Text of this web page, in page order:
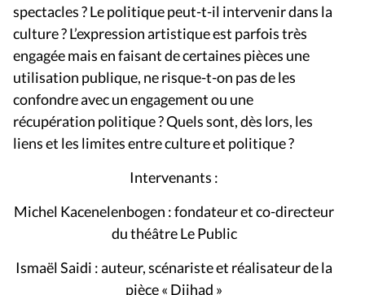
spectacles ? Le politique peut-t-il intervenir dans la
culture ? L’expression artistique est parfois très
engagée mais en faisant de certaines pièces une
utilisation publique, ne risque-t-on pas de les
confondre avec un engagement ou une
récupération politique ? Quels sont, dès lors, les
liens et les limites entre culture et politique ?
Intervenants :
Michel Kacenelenbogen : fondateur et co-directeur
du théâtre Le Public
Ismaël Saidi : auteur, scénariste et réalisateur de la
pièce « Djihad »